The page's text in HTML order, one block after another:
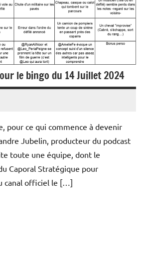
le bingo du 14 Juillet 2024
pour ce qui commence à devenir
Jubelin, producteur du podcast
toute une équipe, dont le
Caporal Stratégique pour
canal officiel le […]